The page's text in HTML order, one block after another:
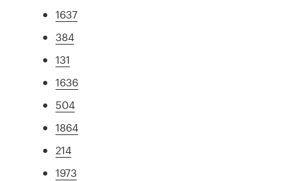
1637
384
131
1636
504
1864
214
1973